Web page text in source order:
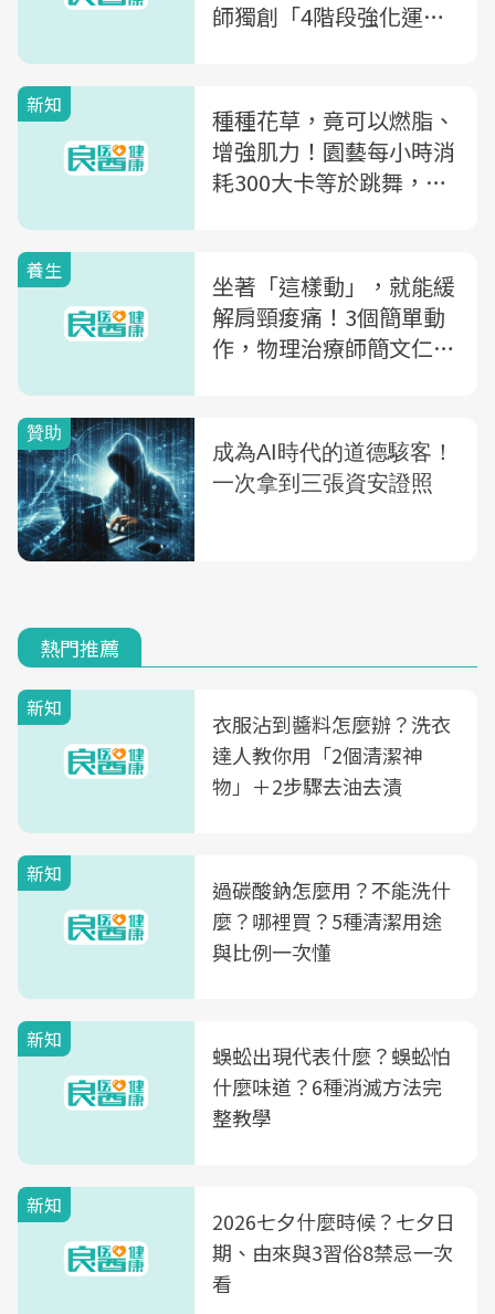
師獨創「4階段強化運
新知
種種花草，竟可以燃脂、
增強肌力！園藝每小時消
耗300大卡等於跳舞，一
養生
坐著「這樣動」，就能緩
解肩頸痠痛！3個簡單動
作，物理治療師簡文仁示
熱門推薦
新知
衣服沾到醬料怎麼辦？洗衣
達人教你用「2個清潔神
物」＋2步驟去油去漬
新知
過碳酸鈉怎麼用？不能洗什
麼？哪裡買？5種清潔用途
與比例一次懂
新知
蜈蚣出現代表什麼？蜈蚣怕
什麼味道？6種消滅方法完
整教學
新知
2026七夕什麼時候？七夕日
期、由來與3習俗8禁忌一次
看